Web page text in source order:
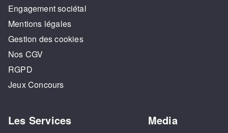
Engagement sociétal
Mentions légales
Gestion des cookies
Nos CGV
RGPD
Jeux Concours
Les Services Media